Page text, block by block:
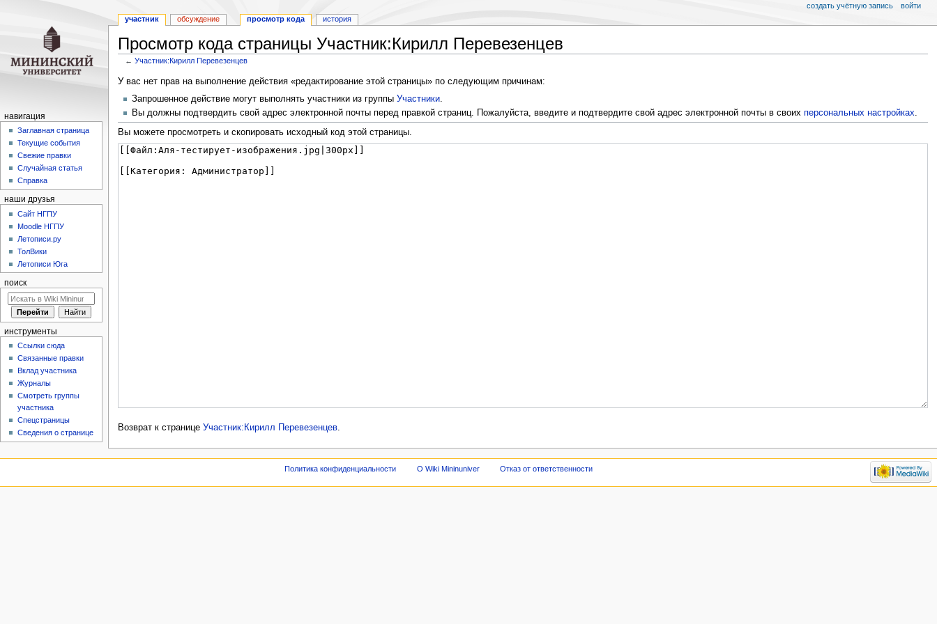
Просмотр кода страницы Участник:Кирилл Перевезенцев
←Участник:Кирилл Перевезенцев
Перейти
навигации
Перейти
поиску
У вас нет прав на выполнение действия «редактирование этой страницы» по следующим причинам:
Запрошенное действие могут выполнять участники из группы Участники.
Вы должны подтвердить свой адрес электронной почты перед правкой страниц. Пожалуйста, введите и подтвердите свой адрес электронной почты в своих персональных настройках.
Вы можете просмотреть и скопировать исходный код этой страницы.
Возврат к странице Участник:Кирилл Перевезенцев.
участник обсуждение просмотр кода история
создать учётную запись войти
навигация
Заглавная страница
Текущие события
Свежие правки
Случайная статья
Справка
наши друзья
Cайт НГПУ
Moodle НГПУ
Летописи.ру
ТолВики
Летописи Юга
поиск
инструменты
Ссылки сюда
Связанные правки
Вклад участника
Журналы
Смотреть группы
участника
Спецстраницы
Сведения о странице
Политика конфиденциальности О Wiki Mininuniver Отказ от ответственности